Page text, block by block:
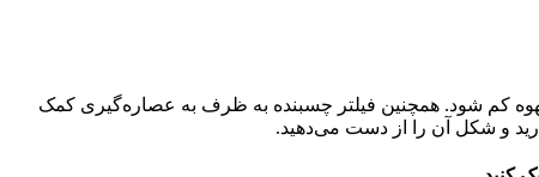
قهوه کم شود. همچنین فیلتر چسبنده به ظرف به عصاره‌گیری کمک
و شکل آن را از دست می‌دهید.